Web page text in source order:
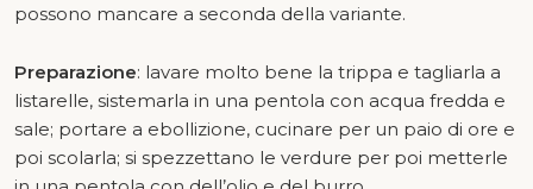
possono mancare a seconda della variante.
Preparazione: lavare molto bene la trippa e tagliarla a
listarelle, sistemarla in una pentola con acqua fredda e
sale; portare a ebollizione, cucinare per un paio di ore e
poi scolarla; si spezzettano le verdure per poi metterle